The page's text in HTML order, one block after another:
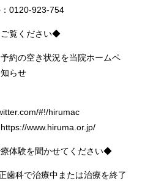
0120-923-754
覧ください◆
約の空き状況を当院ホームペ
らせ
#!/hirumac
www.hiruma.or.jp/
体験を聞かせてください◆
歯科で治療中または治療を終了